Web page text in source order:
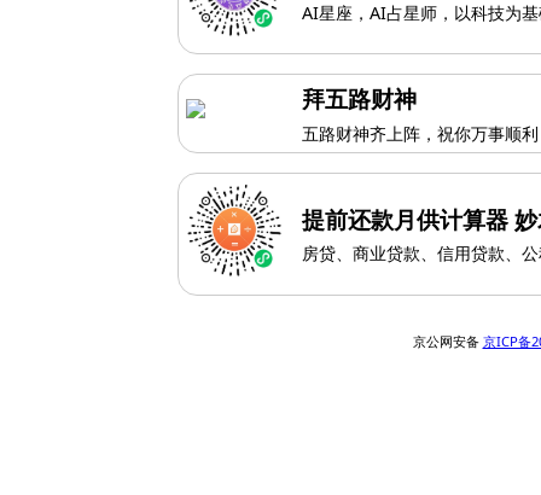
AI星座，AI占星师，以科技为
拜五路财神
五路财神齐上阵，祝你万事顺
提前还款月供计算器
房贷、商业贷款、信用贷款、
京公网安备 京ICP备